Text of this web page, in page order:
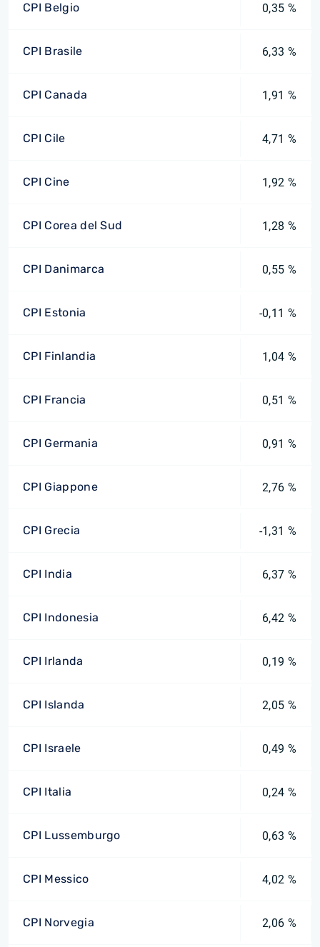
CPI Belgio 0,35 %
CPI Brasile 6,33 %
CPI Canada 1,91 %
CPI Cile 4,71 %
CPI Cine 1,92 %
CPI Corea del Sud 1,28 %
CPI Danimarca 0,55 %
CPI Estonia -0,11 %
CPI Finlandia 1,04 %
CPI Francia 0,51 %
CPI Germania 0,91 %
CPI Giappone 2,76 %
CPI Grecia -1,31 %
CPI India 6,37 %
CPI Indonesia 6,42 %
CPI Irlanda 0,19 %
CPI Islanda 2,05 %
CPI Israele 0,49 %
CPI Italia 0,24 %
CPI Lussemburgo 0,63 %
CPI Messico 4,02 %
CPI Norvegia 2,06 %